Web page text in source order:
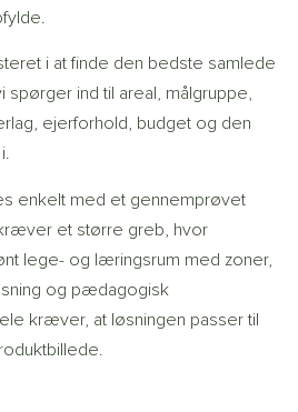
i at finde den bedste samlede
spørger ind til areal, målgruppe,
ejerforhold, budget og den
enkelt med et gennemprøvet
et større greb, hvor
lege- og læringsrum med zoner,
og pædagogisk
kræver, at løsningen passer til